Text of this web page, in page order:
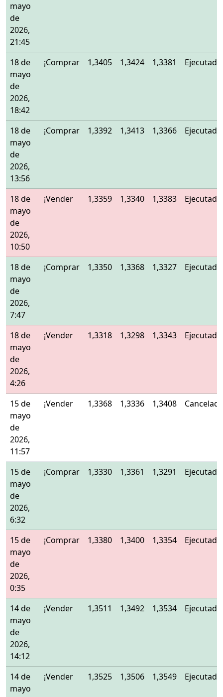
mayo
de
2026,
21:45
18 de
mayo
de
2026,
18:42
¡Comprar 1,3405 1,3424 1,3381 Ejecutado
18 de
mayo
de
2026,
13:56
¡Comprar 1,3392 1,3413 1,3366 Ejecutado
18 de
mayo
de
2026,
10:50
¡Vender 1,3359 1,3340 1,3383 Ejecutado
18 de
mayo
de
2026,
7:47
¡Comprar 1,3350 1,3368 1,3327 Ejecutado
18 de
mayo
de
2026,
4:26
¡Vender 1,3318 1,3298 1,3343 Ejecutado
15 de
mayo
de
2026,
11:57
¡Vender 1,3368 1,3336 1,3408
15 de
mayo
de
2026,
6:32
¡Comprar 1,3330 1,3361 1,3291 Ejecutado
15 de
mayo
de
2026,
0:35
¡Comprar 1,3380 1,3400 1,3354 Ejecutado
14 de
mayo
de
2026,
14:12
¡Vender 1,3511 1,3492 1,3534 Ejecutado
14 de
mayo
¡Vender 1,3525 1,3506 1,3549 Ejecutado